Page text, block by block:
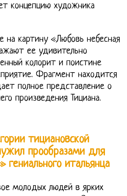
концепцию художника
на картину «Любовь небесная
ее удивительно
колорит и поистине
Фрагмент находится
полное представление о
произведения Тициана.
тициановской
прообразами для
гениального итальянца
молодых людей в ярких